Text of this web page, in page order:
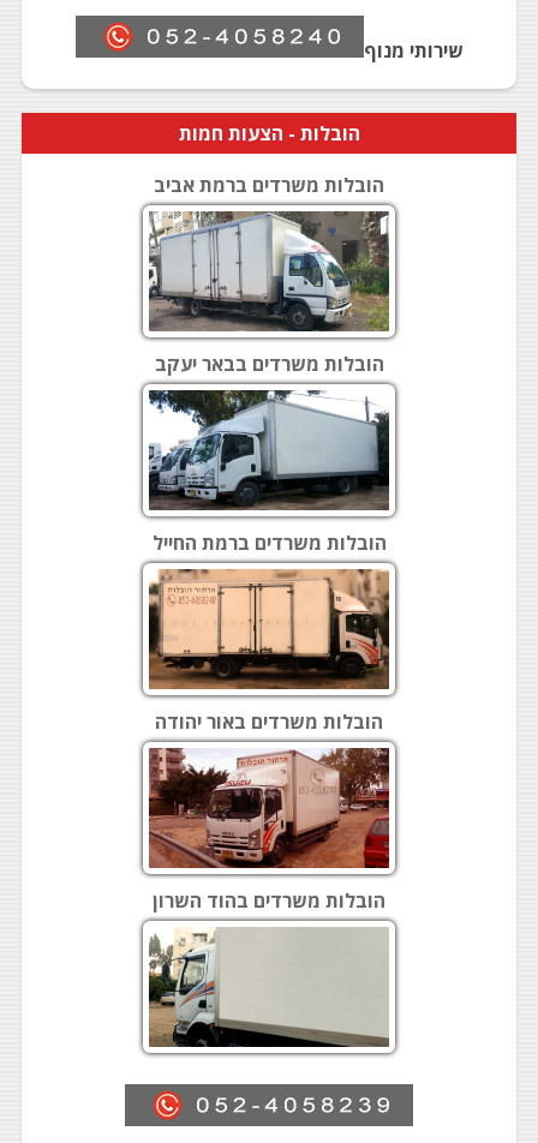
שירותי מנוף
הובלות - הצעות חמות
הובלות משרדים ברמת אביב
הובלות משרדים בבאר יעקב
הובלות משרדים ברמת החייל
הובלות משרדים באור יהודה
הובלות משרדים בהוד השרון